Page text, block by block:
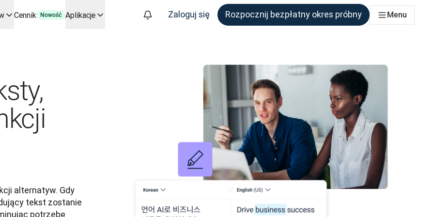
zastosowań i integracji
API
Cennik Nowość Aplikacje Zaloguj się Rozpocznij bezpłatny okres próbny Menu
alternatyw. Gdy
tekst zostanie
potrzebę